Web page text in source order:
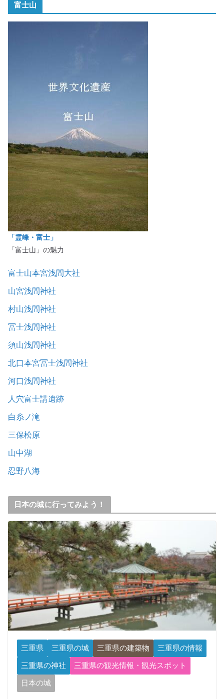
富士山
「霊峰・富士」
「富士山」の魅力
富士山本宮浅間大社
山宮浅間神社
村山浅間神社
冨士浅間神社
須山浅間神社
北口本宮冨士浅間神社
河口浅間神社
人穴富士講遺跡
白糸ノ滝
三保松原
山中湖
忍野八海
日本の城に行ってみよう！
三重県 三重県の城 三重県の建築物
三重県の情報
三重県の神社
三重県の観光情報・観光スポット
日本の城